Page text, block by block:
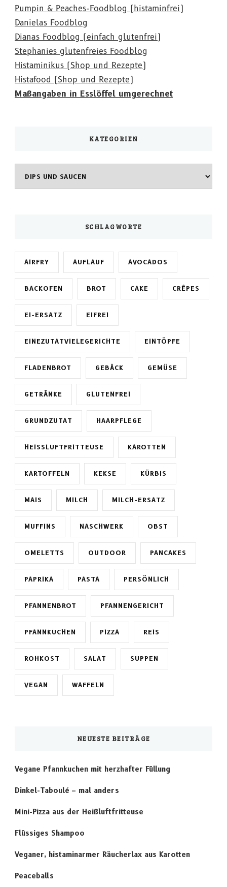
Pumpin & Peaches-Foodblog (histaminfrei)
Danielas Foodblog
Dianas Foodblog (einfach glutenfrei)
Stephanies glutenfreies Foodblog
Histaminikus (Shop und Rezepte)
Histafood (Shop und Rezepte)
Maßangaben in Esslöffel umgerechnet
KATEGORIEN
SCHLAGWORTE
AIRFRY AUFLAUF AVOCADOS
BACKOFEN BROT CAKE CRÊPES
EI-ERSATZ EIFREI
EINEZUTATVIELEGERICHTE EINTÖPFE
FLADENBROT GEBÄCK GEMÜSE
GETRÄNKE GLUTENFREI
GRUNDZUTAT HAARPFLEGE
HEISSLUFTFRITTEUSE KAROTTEN
KARTOFFELN KEKSE KÜRBIS
MAIS MILCH MILCH-ERSATZ
MUFFINS NASCHWERK OBST
OMELETTS OUTDOOR PANCAKES
PAPRIKA PASTA PERSÖNLICH
PFANNENBROT PFANNENGERICHT
PFANNKUCHEN PIZZA REIS
ROHKOST SALAT SUPPEN
VEGAN WAFFELN
NEUESTE BEITRÄGE
Vegane Pfannkuchen mit herzhafter Füllung
Dinkel-Taboulé – mal anders
Mini-Pizza aus der Heißluftfritteuse
Flüssiges Shampoo
Veganer, histaminarmer Räucherlax aus Karotten
Peaceballs